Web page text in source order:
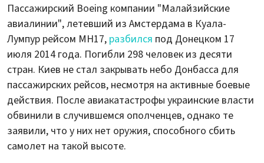
Пассажирский Boeing компании "Малайзийские
авиалинии", летевший из Амстердама в Куала-
Лумпур рейсом MH17, разбился под Донецком 17
июля 2014 года. Погибли 298 человек из десяти
стран. Киев не стал закрывать небо Донбасса для
пассажирских рейсов, несмотря на активные боевые
действия. После авиакатастрофы украинские власти
обвинили в случившемся ополченцев, однако те
заявили, что у них нет оружия, способного сбить
самолет на такой высоте.